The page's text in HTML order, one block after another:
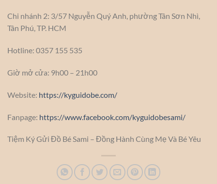
Chi nhánh 2: 3/57 Nguyễn Quý Anh, phường Tân Sơn Nhì,
Tân Phú, TP. HCM
Hotline: 0357 155 535
Giờ mở cửa: 9h00 – 21h00
Website: https://kyguidobe.com/
Fanpage: https://www.facebook.com/kyguidobesami/
Tiệm Ký Gửi Đồ Bé Sami – Đồng Hành Cùng Mẹ Và Bé Yêu